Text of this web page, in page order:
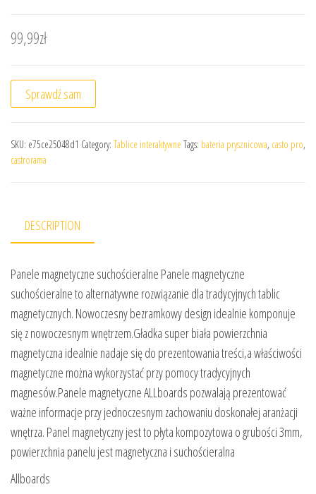
99,99zł
Sprawdź sam
SKU: e75ce25048d1 Category: Tablice interaktywne Tags: bateria prysznicowa, casto pro,
castrorama
DESCRIPTION
Panele magnetyczne suchościeralne Panele magnetyczne
suchościeralne to alternatywne rozwiązanie dla tradycyjnych tablic
magnetycznych. Nowoczesny bezramkowy design idealnie komponuje
się z nowoczesnym wnętrzem.Gładka super biała powierzchnia
magnetyczna idealnie nadaje się do prezentowania treści,a właściwości
magnetyczne można wykorzystać przy pomocy tradycyjnych
magnesów.Panele magnetyczne ALLboards pozwalają prezentować
ważne informacje przy jednoczesnym zachowaniu doskonałej aranżacji
wnętrza. Panel magnetyczny jest to płyta kompozytowa o grubości 3mm,
powierzchnia panelu jest magnetyczna i suchościeralna
Allboards